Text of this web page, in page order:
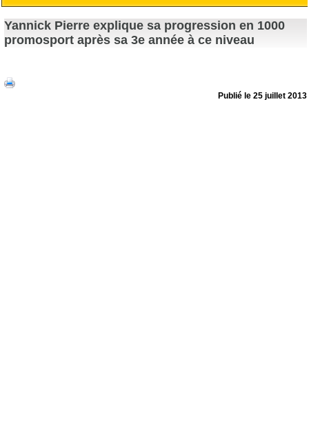
Yannick Pierre explique sa progression en 1000
promosport après sa 3e année à ce niveau
Publié le 25 juillet 2013